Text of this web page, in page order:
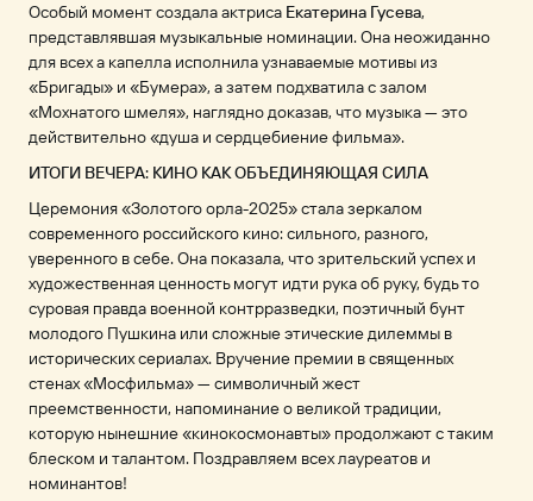
Особый момент создала актриса Екатерина Гусева,
представлявшая музыкальные номинации. Она неожиданно
для всех а капелла исполнила узнаваемые мотивы из
«Бригады» и «Бумера», а затем подхватила с залом
«Мохнатого шмеля», наглядно доказав, что музыка — это
действительно «душа и сердцебиение фильма».
ИТОГИ ВЕЧЕРА: КИНО КАК ОБЪЕДИНЯЮЩАЯ СИЛА
Церемония «Золотого орла-2025» стала зеркалом
современного российского кино: сильного, разного,
уверенного в себе. Она показала, что зрительский успех и
художественная ценность могут идти рука об руку, будь то
суровая правда военной контрразведки, поэтичный бунт
молодого Пушкина или сложные этические дилеммы в
исторических сериалах. Вручение премии в священных
стенах «Мосфильма» — символичный жест
преемственности, напоминание о великой традиции,
которую нынешние «кинокосмонавты» продолжают с таким
блеском и талантом. Поздравляем всех лауреатов и
номинантов!